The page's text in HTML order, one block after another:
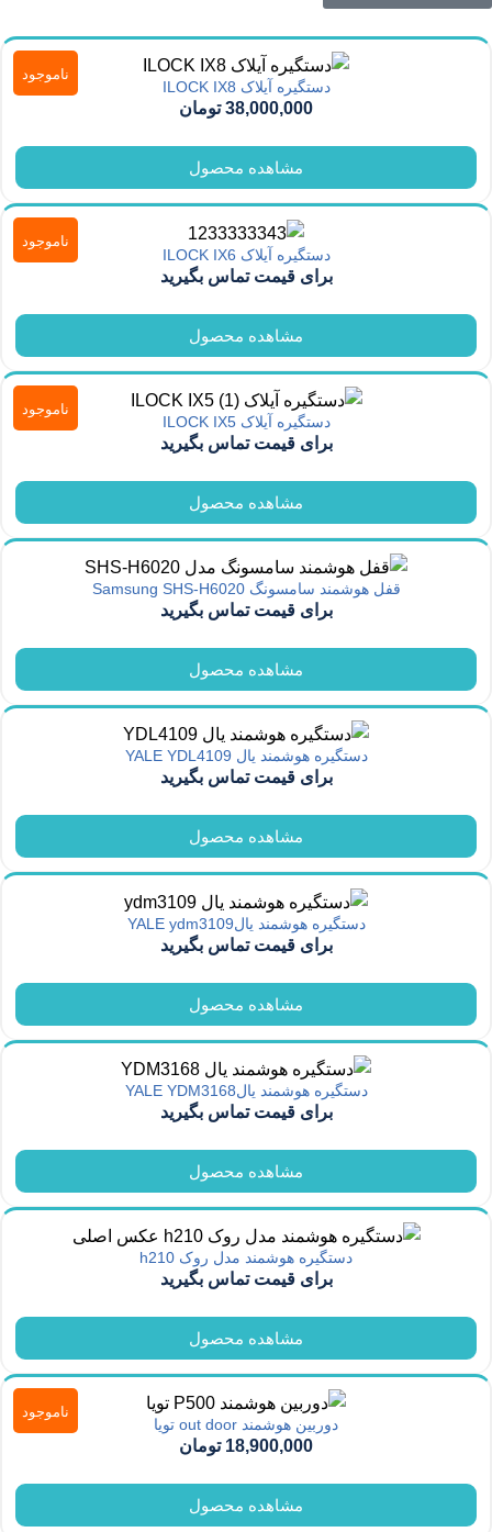
ناموجود
دستگیره آیلاک ILOCK IX8
38,000,000 تومان
مشاهده محصول
ناموجود
دستگیره آیلاک ILOCK IX6
برای قیمت تماس بگیرید
مشاهده محصول
ناموجود
دستگیره آیلاک ILOCK IX5
برای قیمت تماس بگیرید
مشاهده محصول
قفل هوشمند سامسونگ Samsung SHS-H6020
برای قیمت تماس بگیرید
مشاهده محصول
دستگیره هوشمند یال YALE YDL4109
برای قیمت تماس بگیرید
مشاهده محصول
دستگیره هوشمند یالYALE ydm3109
برای قیمت تماس بگیرید
مشاهده محصول
دستگیره هوشمند یالYALE YDM3168
برای قیمت تماس بگیرید
مشاهده محصول
دستگیره هوشمند مدل روک h210
برای قیمت تماس بگیرید
مشاهده محصول
ناموجود
دوربین هوشمند out door تویا
18,900,000 تومان
مشاهده محصول